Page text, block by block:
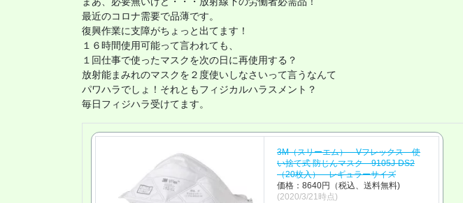
最近のコロナ需要で品薄です。
復興作業に支障がちょっと出てます！
１６時間使用可能って言われても、
１回仕事で使ったマスクを次の日に再使用する？
放射能まみれのマスクを２度使いしなさいって言うなんて
パワハラでしょ！それともフィジカルハラスメント？
毎日フィジハラ受けてます。
3M（スリーエム） Vフレックス 使
い捨て式 防じんマスク 9105J-DS2
（20枚入） レギュラーサイズ
価格：8640円（税込、送料無料)
(2020/3/21時点)